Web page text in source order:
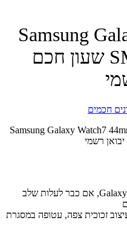
Samsung
SM-L310 Bluetooth שעון חכם
Samsung Galaxy Watch7
שדרגו את הסטייל שלכם עם Galaxy Watch 7, אם כבר לעלות שלב
זכוכית צפה, עטופה במסגרת